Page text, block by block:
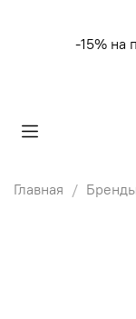
-15% на
Главная Бренды